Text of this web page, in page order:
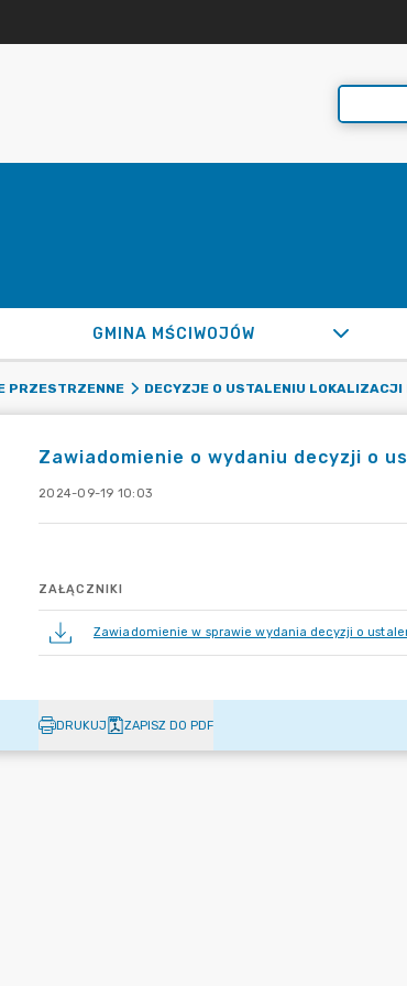
GMINA MŚCIWOJÓW
PRZESTRZENNE DECYZJE O USTALENIU
Zawiadomienie o wydaniu decyzji o
2024-09-19 10:03
ZAŁĄCZNIKI
Zawiadomienie w sprawie wydania decyzji o
DRUKUJ ZAPISZ DO PDF